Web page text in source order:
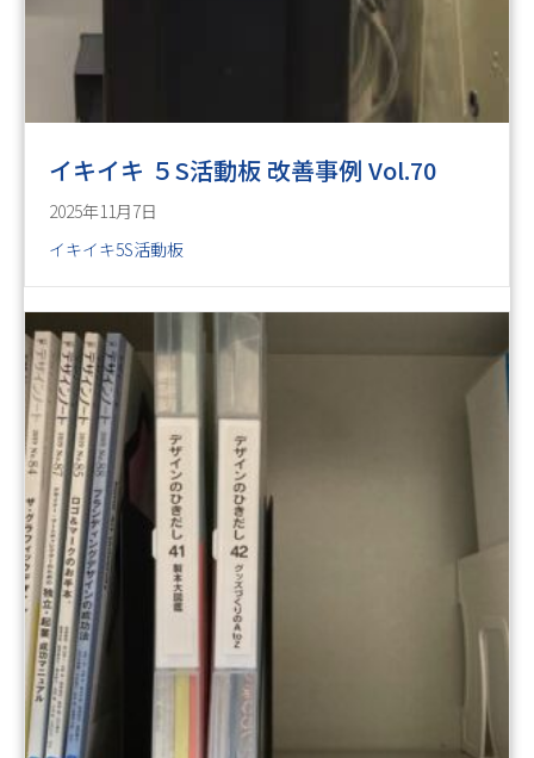
イキイキ ５S活動板 改善事例 Vol.70
2025年11月7日
イキイキ5S活動板